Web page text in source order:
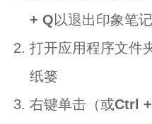
+ Q以退出印象笔
打开应用程序文件
纸篓
右键单击（或Ctrl